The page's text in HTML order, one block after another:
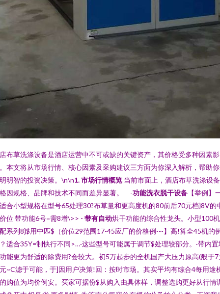
布草洗涤设备是酒店运营中不可或缺的关键资产，其价格受多种因素影
本文将从市场行情、核心因素及采购建议三方面为你深入解析，帮助
明智的投资决策。\n\n1. 市场行情概览 当前市面上，酒店布草洗涤设
因规格、品牌和技术不同而差异显著。 -功能洗衣脱干设备 【举例】
合小型规格在型号65处理30?布草量和更高度机的80前后70元档}8V的
位 带功能6号=需8增\>> - 带有自动烘干功能的综合性龙头。小型100
系列8}$用中匹$（价位29范围17-45应厂的价格例---】高!算全45机的
适合35Y=制快行不同>…·这些型号可能属于调节$处理较部分。·带内置
能更为舒适的除费用?会较大。初5万起步的全机国产大压力原高(般于7
~C滤于可能，于]因用户决策!回：按时市场。其实平均有综合4每用途
购值为均价例安。买家可据份$从购入由具体样，调整选购更好从行情